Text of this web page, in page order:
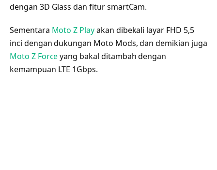
dengan 3D Glass dan fitur smartCam.
Sementara Moto Z Playakan dibekali layar FHD 5,5
inci dengan dukungan Moto Mods, dan demikian juga
Moto Z Forceyang bakal ditambah dengan
kemampuan LTE 1Gbps.